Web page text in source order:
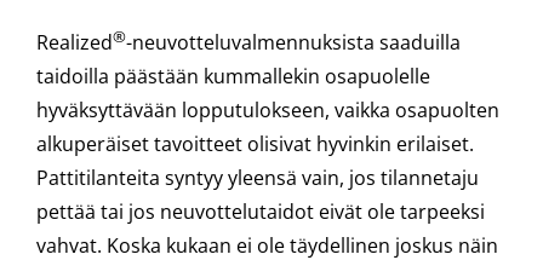
Realized®-neuvotteluvalmennuksista saaduilla
taidoilla päästään kummallekin osapuolelle
hyväksyttävään lopputulokseen, vaikka osapuolten
alkuperäiset tavoitteet olisivat hyvinkin erilaiset.
Pattitilanteita syntyy yleensä vain, jos tilannetaju
pettää tai jos neuvottelutaidot eivät ole tarpeeksi
vahvat. Koska kukaan ei ole täydellinen joskus näin